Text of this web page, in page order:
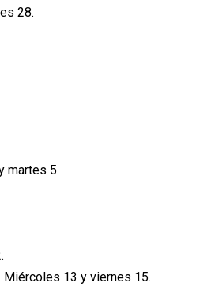
28.
martes 5.
Miércoles 13 y viernes 15.